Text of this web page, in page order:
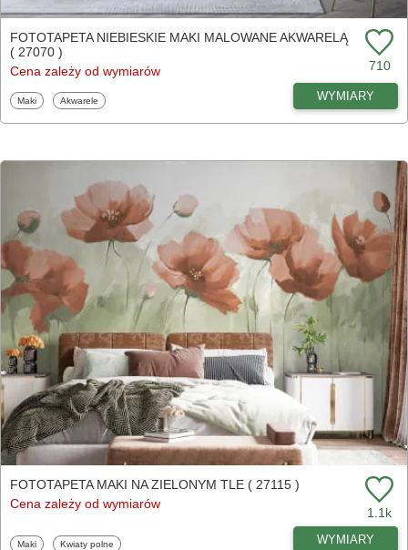
FOTOTAPETA NIEBIESKIE MAKI MALOWANE AKWARELĄ
( 27070 )
Cena zależy od wymiarów
710
Fototapety
Maki Fototapety
Akwarele WYMIARY
FOTOTAPETA MAKI NA ZIELONYM TLE ( 27115 )
Cena zależy od wymiarów
1.1k
Fototapety
Maki Fototapety
Kwiaty polne WYMIARY